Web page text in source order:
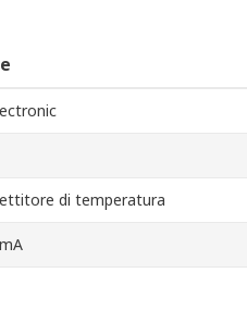
di temperatura